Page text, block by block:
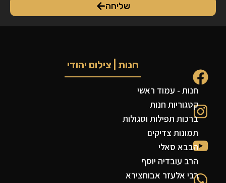
שליחה
חנות | צילום יהודי
חנות - עמוד ראשי
קטגוריות חנות
ברכות תפילות וסגולות
תמונות צדיקים
הבבא סאלי
הרב עובדיה יוסף
רבי אלעזר אבוחצירא